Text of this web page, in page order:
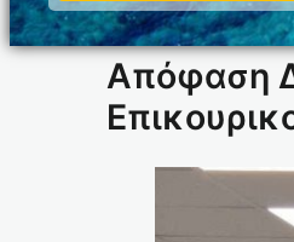
Απόφαση